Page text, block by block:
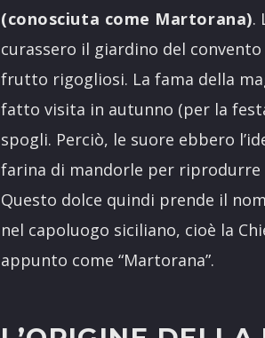
(conosciuta come Martorana).
curassero il giardino del
frutto rigogliosi. La fama della
fatto visita in autunno (per la
spogli. Perciò, le suore ebbero
farina di mandorle per
Questo dolce quindi prende il
nel capoluogo siciliano, cioè la
appunto come “Martorana”.